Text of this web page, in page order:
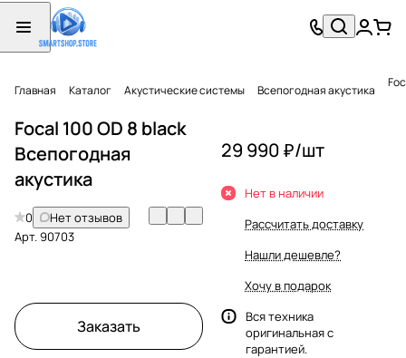
Главная Каталог Акустические системы Всепогодная акустика
Focal 100 OD 8 black
Всепогодная
акустика
0
Нет отзывов
Арт.90703
Заказать
29 990 ₽/шт
Нет в наличии
Рассчитать доставку
Нашли дешевле?
Хочу в подарок
Вся техника
оригинальная с
гарантией.